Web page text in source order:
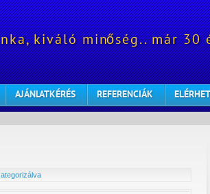
kiváló minőség.. már 30
AJÁNLATKÉRÉS REFERENCIÁK